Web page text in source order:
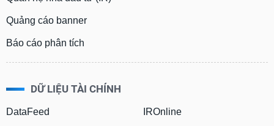
Quảng cáo banner
Báo cáo phân tích
DỮ LIỆU TÀI CHÍNH
DataFeed
IROnline